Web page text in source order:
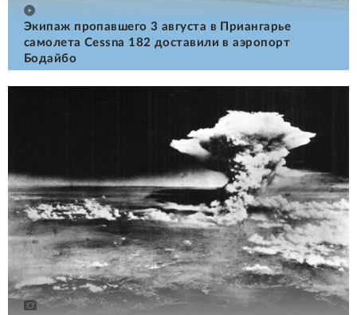
Экипаж пропавшего 3 августа в Приангарье
самолета Cessna 182 доставили в аэропорт
Бодайбо